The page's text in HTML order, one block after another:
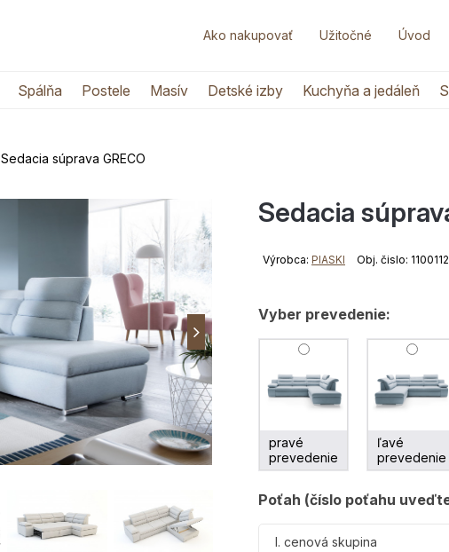
Ako nakupovať Užitočné Úvod
Spálňa Postele Masív Detské izby Kuchyňa a jedáleň
Sedacia súprava GRECO
Sedacia
Výrobca: PIASKI Obj. čislo:
Vyber prevedenie:
pravé
prevedenie
ľavé
prevedenie
Poťah (číslo poťahu
I. cenová skupina